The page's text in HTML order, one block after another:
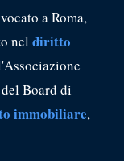
a Roma,
neldiritto
Board di
immobiliare,